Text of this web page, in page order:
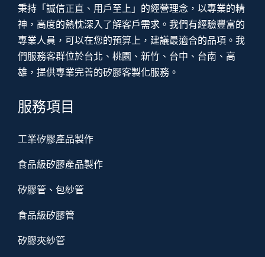
秉持「誠信正直、用戶至上」的經營理念，以專業的精
神，高度的熱忱深入了解客戶需求。我們有經驗豐富的
專業人員，可以在您的預算上，建議最適合的品項。我
們服務客群位於台北、桃園、新竹、台中、台南、高
雄，提供專業完善的矽膠客製化服務。
服務項目
工業矽膠產品製作
食品級矽膠產品製作
矽膠管、包紗管
食品級矽膠管
矽膠夾紗管